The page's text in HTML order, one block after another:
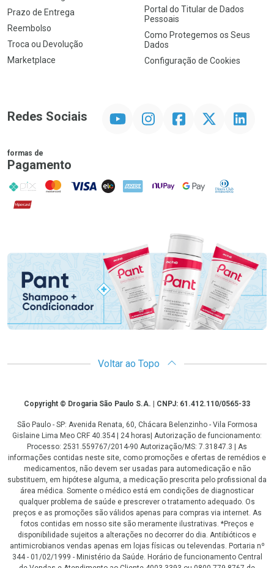
Prazo de Entrega
Reembolso
Troca ou Devolução
Marketplace
Portal do Titular de Dados
Pessoais
Como Protegemos os Seus
Dados
Configuração de Cookies
Redes Sociais InstagramFacebookTwitter Linkedin
formas de
Pagamento
PIX MasterCard
VISA ELO AMEX NuPay Google PayDiners Club
Hipercard
Promoção em Destaque
Voltar ao Topo
CopyrightCopyright © Drogaria São Paulo S.A. | CNPJ: 61.412.110/0565-33
São Paulo - SP: Avenida Renata, 60, Chácara Belenzinho - Vila Formosa
Gislaine Lima Meo CRF 40.354 | 24 horas| Autorização de funcionamento:
Processo: 2531.559767/2014-90 Autorização/MS: 7.31847.3 | As
informações contidas neste site, como promoções e ofertas de remédios e
medicamentos, não devem ser usadas para automedicação e não
substituem, em hipótese alguma, a medicação prescrita pelo profissional da
área médica. Somente o médico está em condições de diagnosticar
qualquer problema de saúde e prescrever o tratamento adequado. Os
preços e as promoções são válidos apenas para compras via internet. As
fotos contidas em nosso site são meramente ilustrativas. *Preços e
disponibilidade sujeitos a alterações no decorrer do dia. Antibióticos e
antimicrobianos vendas apenas em lojas físicas ou televendas. Portaria nº
344 - 01/02/1999 - Ministério da Saúde. Horário de funcionamento Central